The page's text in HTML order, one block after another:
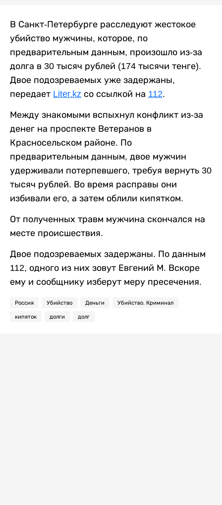
В Санкт-Петербурге расследуют жестокое
убийство мужчины, которое, по
предварительным данным, произошло из-за
долга в 30 тысяч рублей (174 тысячи тенге).
Двое подозреваемых уже задержаны,
передает Liter.kz со ссылкой на 112.
Между знакомыми вспыхнул конфликт из-за
денег на проспекте Ветеранов в
Красносельском районе. По
предварительным данным, двое мужчин
удерживали потерпевшего, требуя вернуть 30
тысяч рублей. Во время расправы они
избивали его, а затем облили кипятком.
От полученных травм мужчина скончался на
месте происшествия.
Двое подозреваемых задержаны. По данным
112, одного из них зовут Евгений М. Вскоре
ему и сообщнику изберут меру пресечения.
Россия Убийство Деньги Убийство. Криминал
кипяток долги долг